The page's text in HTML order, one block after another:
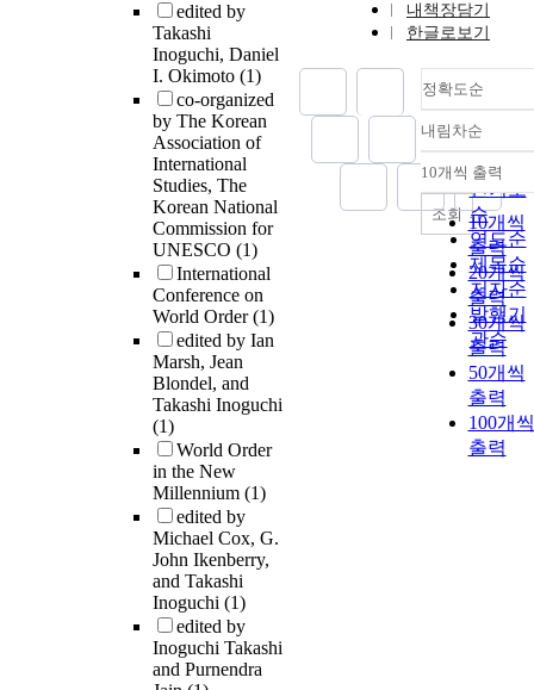
edited by
Takashi
Inoguchi, Daniel
I. Okimoto (1)
co-organized
by The Korean
Association of
International
Studies, The
Korean National
Commission for
UNESCO (1)
International
Conference on
World Order(1)
edited by Ian
Marsh, Jean
Blondel, and
Takashi Inoguchi
(1)
World Order
in the New
Millennium (1)
edited by
Michael Cox, G.
John Ikenberry,
and Takashi
Inoguchi (1)
edited by
Inoguchi Takashi
and Purnendra
내책장담기
한글로보기
정확도순
정확도
순
인기도
순
연도순
제목순
저자순
발행기
관순
내림차순
내림차
10개씩 출력
10개씩
출력
20개씩
출력
30개씩
출력
50개씩
출력
100개씩
출력
조회